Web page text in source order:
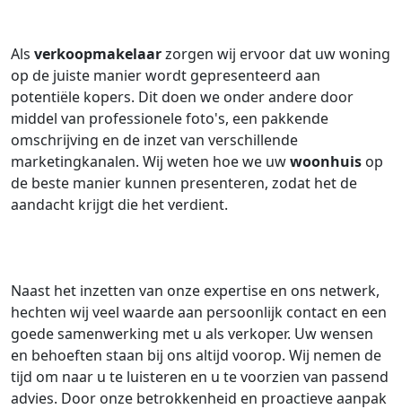
Als verkoopmakelaarzorgen wij ervoor dat uw woning
op de juiste manier wordt gepresenteerd aan
potentiële kopers. Dit doen we onder andere door
middel van professionele foto's, een pakkende
omschrijving en de inzet van verschillende
marketingkanalen. Wij weten hoe we uwwoonhuis op
de beste manier kunnen presenteren, zodat het de
aandacht krijgt die het verdient.
Naast het inzetten van onze expertise en ons netwerk,
hechten wij veel waarde aan persoonlijk contact en een
goede samenwerking met u als verkoper. Uw wensen
en behoeften staan bij ons altijd voorop. Wij nemen de
tijd om naar u te luisteren en u te voorzien van passend
advies. Door onze betrokkenheid en proactieve aanpak